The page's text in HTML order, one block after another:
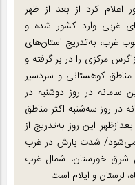
اعلام کرد از بعد از ظهر
غربی وارد کشور شده و
غرب، به‌تدریج استان‌های
مرکزی را در بر گرفته و
کوهستانی و سردسیر
در روز دوشنبه در
در روز سه‌شنبه اکثر مناطق
این روز به‌تدریج از
می‌شود/ شدت بارش در غرب
شرق خوزستان، شمال غرب
لرستان و ایلام است